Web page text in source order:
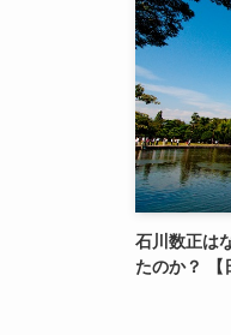
石川数正は
たのか？ 【